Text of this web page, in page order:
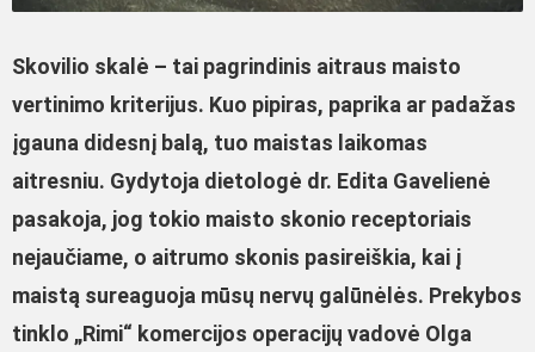
Skovilio skalė – tai pagrindinis aitraus maisto
vertinimo kriterijus. Kuo pipiras, paprika ar padažas
įgauna didesnį balą, tuo maistas laikomas
aitresniu. Gydytoja dietologė dr. Edita Gavelienė
pasakoja, jog tokio maisto skonio receptoriais
nejaučiame, o aitrumo skonis pasireiškia, kai į
maistą sureaguoja mūsų nervų galūnėlės. Prekybos
tinklo „Rimi“ komercijos operacijų vadovė Olga